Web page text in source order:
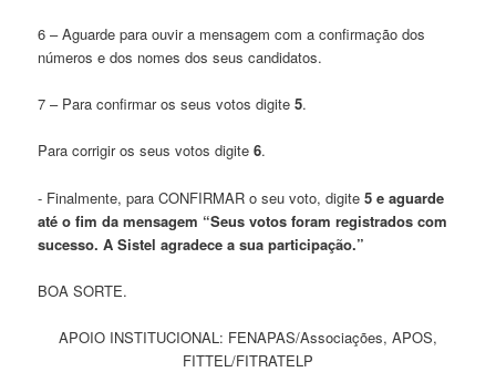
6 – Aguarde para ouvir a mensagem com a confirmação dos
números e dos nomes dos seus candidatos.
7 – Para confirmar os seus votos digite5.
Para corrigir os seus votos digite6.
- Finalmente, para CONFIRMAR o seu voto, digite5 e aguarde
até o fim da mensagem “Seus votos foram registrados com
sucesso. A Sistel agradece a sua participação.”
BOA SORTE.
APOIO INSTITUCIONAL: FENAPAS/Associações, APOS,
FITTEL/FITRATELP